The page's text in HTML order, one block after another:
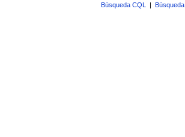
Búsqueda CQL